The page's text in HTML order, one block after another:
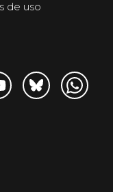
de uso